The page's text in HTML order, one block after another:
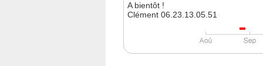
A bientôt !
Clément 06.23.13.05.51